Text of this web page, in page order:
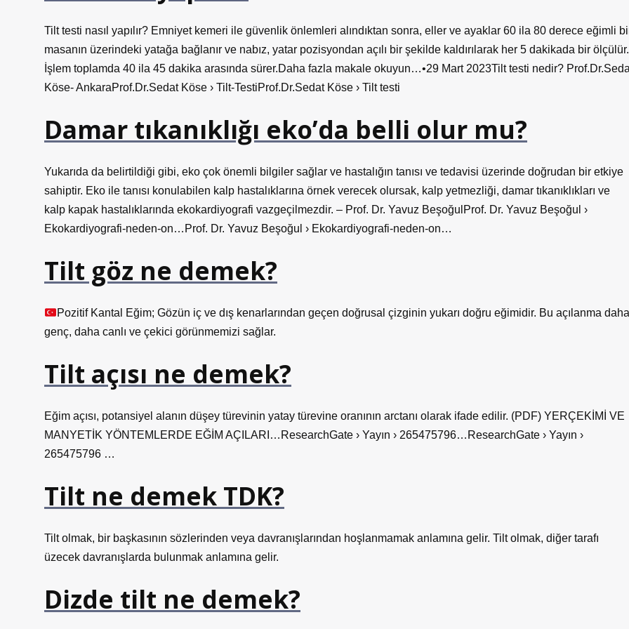
Tilt testi nasıl yapılır? Emniyet kemeri ile güvenlik önlemleri alındıktan sonra, eller ve ayaklar 60 ila 80 derece eğimli
masanın üzerindeki yatağa bağlanır ve nabız, yatar pozisyondan açılı bir şekilde kaldırılarak her 5 dakikada bir ölçülür.
İşlem toplamda 40 ila 45 dakika arasında sürer.Daha fazla makale okuyun…•29 Mart 2023Tilt testi nedir?
Köse- AnkaraProf.Dr.Sedat Köse › Tilt-TestiProf.Dr.Sedat Köse › Tilt testi
Damar tıkanıklığı eko’da belli olur mu?
Yukarıda da belirtildiği gibi, eko çok önemli bilgiler sağlar ve hastalığın tanısı ve tedavisi üzerinde doğrudan bir etkiye
sahiptir. Eko ile tanısı konulabilen kalp hastalıklarına örnek verecek olursak, kalp yetmezliği, damar tıkanıklıkları ve
kalp kapak hastalıklarında ekokardiyografi vazgeçilmezdir. – Prof. Dr. Yavuz BeşoğulProf. Dr. Yavuz Beşoğul ›
Ekokardiyografi-neden-on…Prof. Dr. Yavuz Beşoğul › Ekokardiyografi-neden-on…
Tilt göz ne demek?
Pozitif Kantal Eğim; Gözün iç ve dış kenarlarından geçen doğrusal çizginin yukarı doğru eğimidir. Bu açılanma daha
genç, daha canlı ve çekici görünmemizi sağlar.
Tilt açısı ne demek?
Eğim açısı, potansiyel alanın düşey türevinin yatay türevine oranının arctanı olarak ifade edilir. (PDF) YERÇEKİMİ VE
MANYETİK YÖNTEMLERDE EĞİM AÇILARI…ResearchGate › Yayın › 265475796…ResearchGate › Yayın ›
265475796 …
Tilt ne demek TDK?
Tilt olmak, bir başkasının sözlerinden veya davranışlarından hoşlanmamak anlamına gelir. Tilt olmak, diğer tarafı
üzecek davranışlarda bulunmak anlamına gelir.
Dizde tilt ne demek?